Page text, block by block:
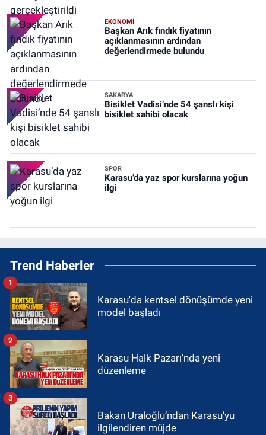
EKONOMİ
Başkan Arık fındık fiyatının
açıklanmasının ardından
değerlendirmede bulundu
SAKARYA
Bisiklet Vadisi’nde 54 şanslı kişi
bisiklet sahibi olacak
SPOR
Karasu’da yaz spor kurslarına yoğun
ilgi
Trend Haberler
Karasu'da kentsel dönüşümde yeni
model başladı
1
Karasu Halk Pazarı’nda yeni
düzenleme
2
Bakan Uraloğlu’ndan Karasu’yu
ilgilendiren müjde
3